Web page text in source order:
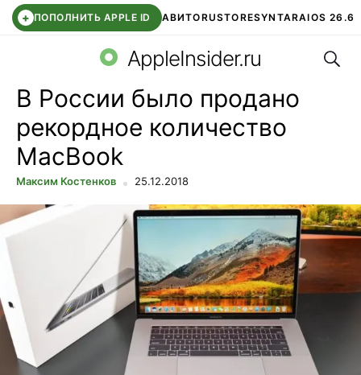
+ ПОПОЛНИТЬ APPLE ID АВИТОRUSTORESYNTARAIOS 26.6
СБЕР КИДС ЧАТ ROBLOXВТБ ОНЛАЙН
AppleInsider.ru
В России было продано
рекордное количество
MacBook
Максим Костенков 25.12.2018